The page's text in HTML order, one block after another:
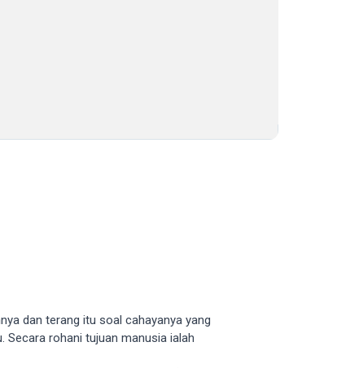
dan terang itu soal cahayanya yang
Secara rohani tujuan manusia ialah